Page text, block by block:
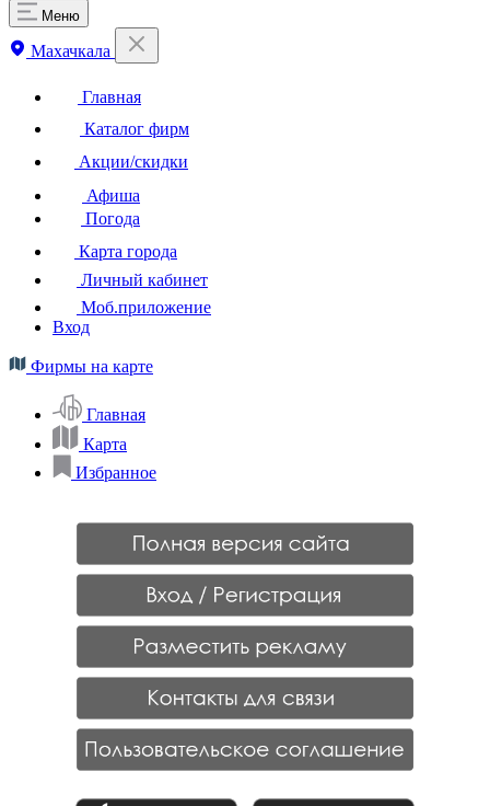
Меню
Махачкала
Главная
Каталог фирм
Акции/скидки
Афиша
Погода
Карта города
Личный кабинет
Моб.приложение
Вход
Фирмы на карте
Главная
Карта
Избранное